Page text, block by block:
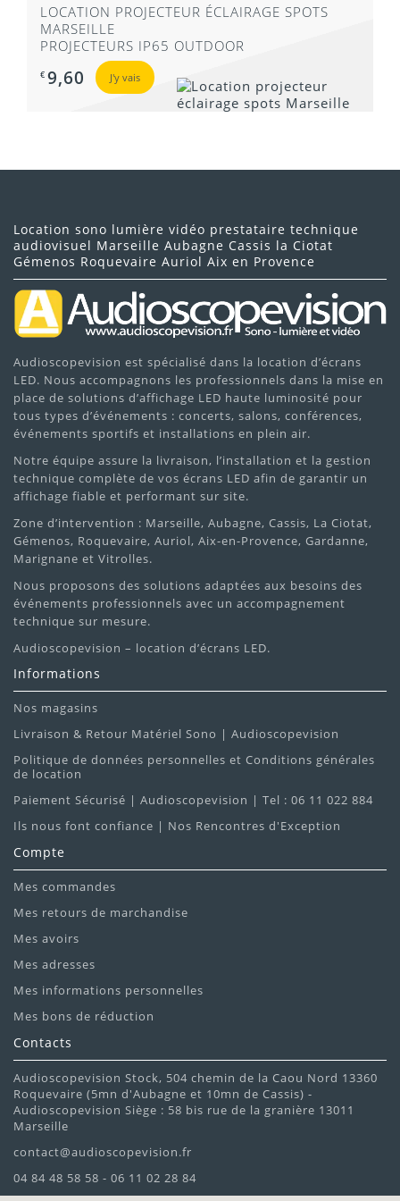
Projections de films en plein air
Présentations scolaires et universitaires
Lampe Osram 180 W, durée de vie approximative
heures
Niveau sonore : 26 dB (mode éco) / 32 dB (mode
normal)
devis gratuit et personnalisé
LOCATION PROJECTEUR ÉCLAIRAGE SPOTS
MARSEILLE
PROJECTEURS IP65 OUTDOOR
€ 9,60 J'y vais
Location sono lumière vidéo prestataire technique
audiovisuel Marseille Aubagne Cassis la Ciotat
Gémenos Roquevaire Auriol Aix en Provence
Audioscopevision est spécialisé dans la location d’écrans
LED. Nous accompagnons les professionnels dans la mise en
place de solutions d’affichage LED haute luminosité pour
tous types d’événements : concerts, salons, conférences,
événements sportifs et installations en plein air.
Notre équipe assure la livraison, l’installation et la gestion
technique complète de vos écrans LED afin de garantir un
affichage fiable et performant sur site.
Zone d’intervention : Marseille, Aubagne, Cassis, La Ciotat,
Gémenos, Roquevaire, Auriol, Aix-en-Provence, Gardanne,
Marignane et Vitrolles.
Nous proposons des solutions adaptées aux besoins des
événements professionnels avec un accompagnement
technique sur mesure.
Audioscopevision – location d’écrans LED.
Informations
Nos magasins
Livraison & Retour Matériel Sono | Audioscopevision
Politique de données personnelles et Conditions générales
de location
Paiement Sécurisé | Audioscopevision | Tel : 06 11 022 884
Ils nous font confiance | Nos Rencontres d'Exception
Compte
Mes commandes
Mes retours de marchandise
Mes avoirs
Mes adresses
Mes informations personnelles
Mes bons de réduction
Contacts
Audioscopevision Stock, 504 chemin de la Caou Nord 13360
Roquevaire (5mn d'Aubagne et 10mn de Cassis) -
Audioscopevision Siège : 58 bis rue de la granière 13011
Marseille
contact@audioscopevision.fr
04 84 48 58 58 - 06 11 02 28 84